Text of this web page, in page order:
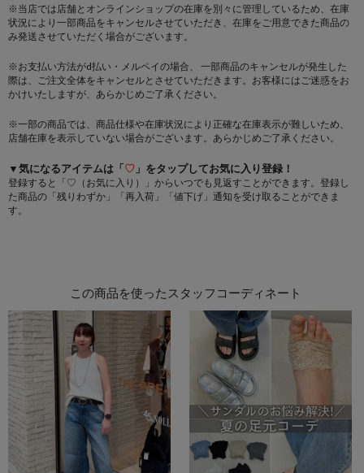
※当店では店舗とオンラインショップの在庫を別々に管理しているため、在庫
状況により一部商品をキャンセルさせていただき、在庫をご用意できた商品の
み発送させていただく場合がございます。
※お支払い方法がd払い・メルペイの場合、 一部商品のキャンセルが発生した
際は、ご注文全体をキャンセルとさせていただきます。お客様にはご迷惑をお
かけいたしますが、あらかじめご了承ください。
※一部の商品では、商品仕様や在庫状況により正確な在庫表示が難しいため、
店舗在庫を表示していない場合がございます。あらかじめご了承ください。
▼気になるアイテムは「♡ 」をタップしてお気に入り登録！
登録すると「♡（お気に入り）」からいつでも見返すことができます。登録し
た商品の「残りわずか」「再入荷」「値下げ」通知を受け取ることができま
す。
この商品を使ったスタッフコーディネート